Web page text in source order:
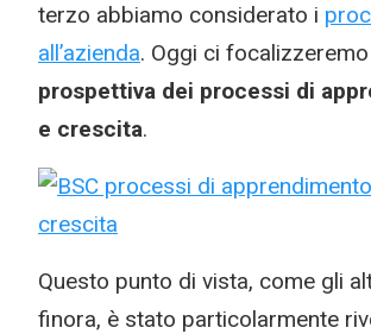
terzo abbiamo considerato i
all’azienda. Oggi ci
prospettiva dei processi di
e crescita.
Questo punto di vista, come gli
finora, è stato particolarmente